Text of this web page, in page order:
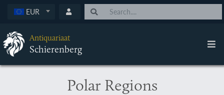
EUR
Antiquariaat
Schierenberg
Polar Regions